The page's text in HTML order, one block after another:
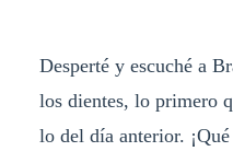
Desperté y escuché a
los dientes, lo primero
lo del día anterior.